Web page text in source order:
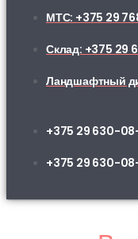
МТС: +375 29
Склад: +375 29
Ландшафтный
+375 29 630-
+375 29 630-